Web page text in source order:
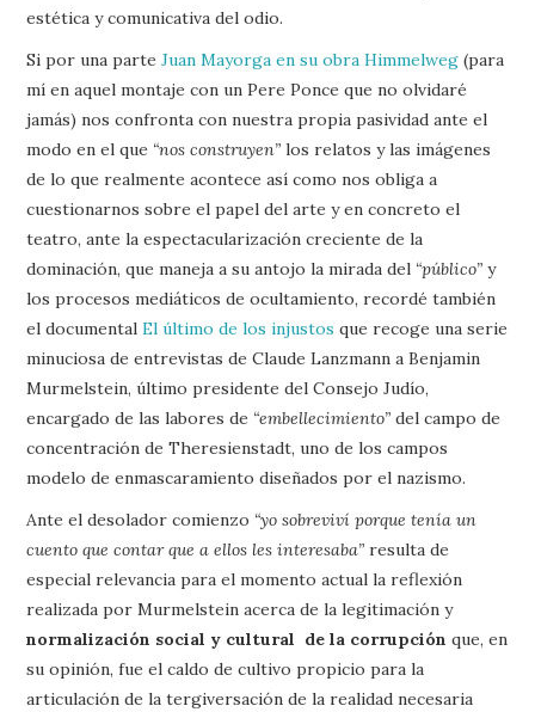
estética y comunicativa del odio.
Si por una parteJuan Mayorga en su obra Himmelweg (para
mí en aquel montaje con un Pere Ponce que no olvidaré
jamás) nos confronta con nuestra propia pasividad ante el
modo en el que “nos construyen” los relatos y las imágenes
de lo que realmente acontece así como nos obliga a
cuestionarnos sobre el papel del arte y en concreto el
teatro, ante la espectacularización creciente de la
dominación, que maneja a su antojo la mirada del “público” y
los procesos mediáticos de ocultamiento, recordé también
el documentalEl último de los injustos que recoge una serie
minuciosa de entrevistas de Claude Lanzmann a Benjamin
Murmelstein, último presidente del Consejo Judío,
encargado de las labores de “embellecimiento” del campo de
concentración de Theresienstadt, uno de los campos
modelo de enmascaramiento diseñados por el nazismo.
Ante el desolador comienzo “yo sobreviví porque tenía un
cuento que contar que a ellos les interesaba”resulta de
especial relevancia para el momento actual la reflexión
realizada por Murmelstein acerca de la legitimación y
normalización social y cultural de la corrupción que, en
su opinión, fue el caldo de cultivo propicio para la
articulación de la tergiversación de la realidad necesaria